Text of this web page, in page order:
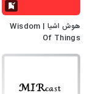
هوش اشیا | Wisdom
Of Things